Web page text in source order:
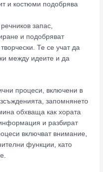
и костюми подобрява
запас,
и подобряват
Те се учат да
между идеите и да
процеси, включени в
запомнянето
обхваща как хората
и разбират
включват внимание,
функции, като